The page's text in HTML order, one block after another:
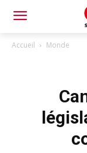
Accueil Monde